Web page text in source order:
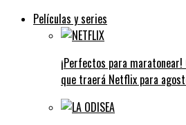
Películas y series
¡Perfectos para
que traerá Netflix para